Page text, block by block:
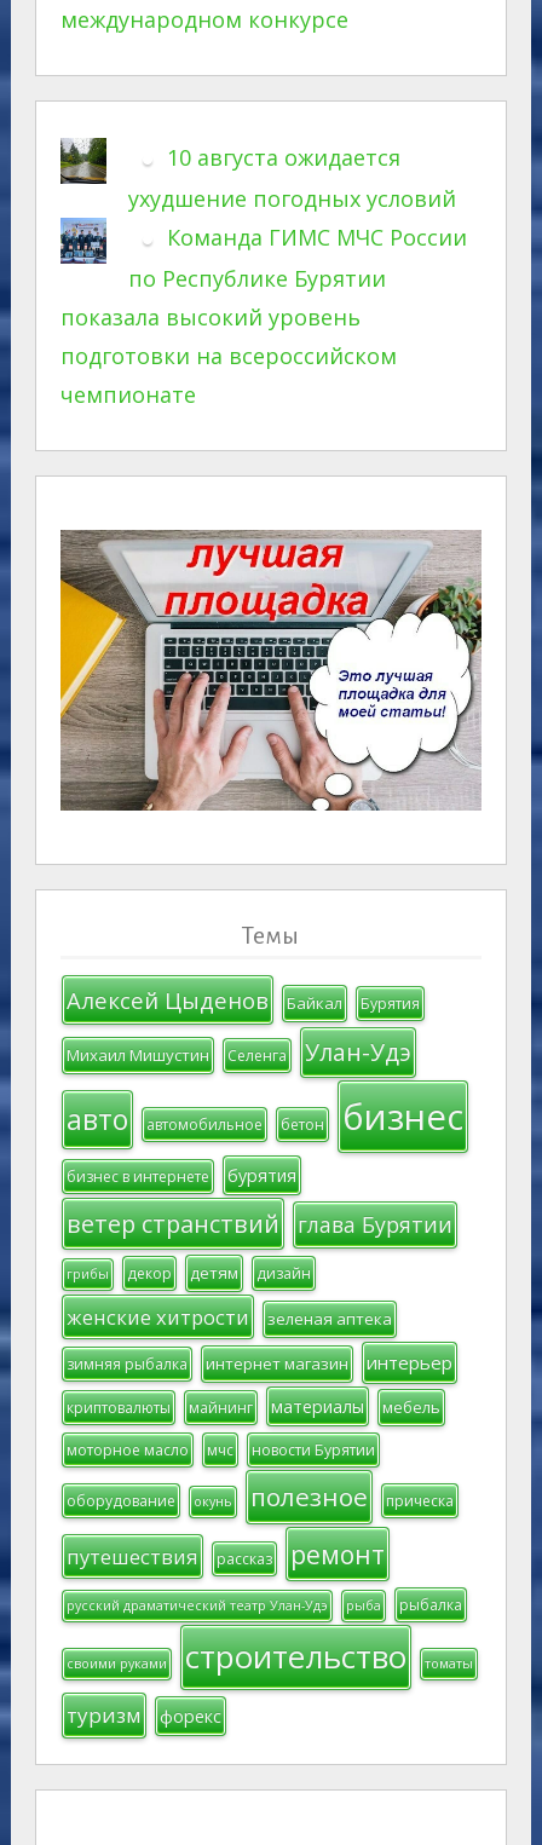
международном конкурсе
10 августа ожидается
ухудшение погодных условий
Команда ГИМС МЧС России
по Республике Бурятии
показала высокий уровень
подготовки на всероссийском
чемпионате
Темы
Алексей Цыденов Байкал Бурятия
Михаил Мишустин Селенга Улан-Удэ
авто автомобильное бетон бизнес
бизнес в интернете бурятия
ветер странствий глава Бурятии
грибы декор детям дизайн
женские хитрости зеленая аптека
зимняя рыбалка интернет магазин интерьер
криптовалюты майнинг материалы мебель
моторное масло мчс новости Бурятии
оборудование окунь полезное прическа
путешествия рассказ ремонт
русский драматический театр Улан-Удэ рыба рыбалка
своими руками строительство томаты
туризм форекс